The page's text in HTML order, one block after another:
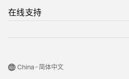
在线支持
China - 简体中文